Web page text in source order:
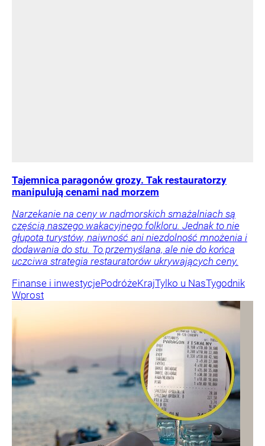
Tajemnica paragonów grozy. Tak restauratorzy
manipulują cenami nad morzem
Narzekanie na ceny w nadmorskich smażalniach są
częścią naszego wakacyjnego folkloru. Jednak to nie
głupota turystów, naiwność ani niezdolność mnożenia i
dodawania do stu. To przemyślana, ale nie do końca
uczciwa strategia restauratorów ukrywających ceny.
Finanse i inwestycjePodróżeKrajTylko u NasTygodnik
Wprost